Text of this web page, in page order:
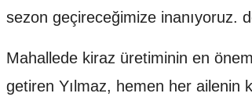
sezon geçireceğimize inanıyoruz.
Mahallede kiraz üretiminin en
getiren Yılmaz, hemen her ailenin